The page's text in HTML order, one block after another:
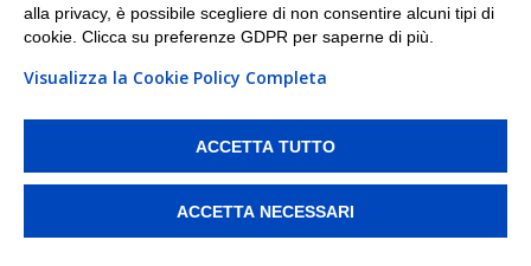
PI/CF/N°Iscr.: 10821360012 | REA: RM 1494760 | Cap.Soc.: 50.000€ |
Whistleblowing|Privacy |Preferenze Cookies
ritirare i tuoi acquisti online e spedire i tuoi pacchi.
alla privacy, è possibile scegliere di non consentire alcuni tipi di
cookie. Clicca su preferenze GDPR per saperne di più.
Visualizza la Cookie Policy Completa
ACCETTA TUTTO
ACCETTA NECESSARI